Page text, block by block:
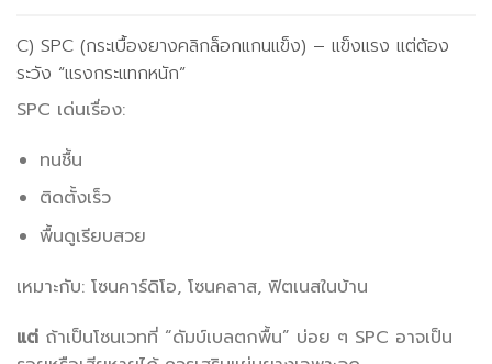
C) SPC (กระเบื้องยางคลิกล็อกแกนแข็ง) – แข็งแรง แต่ต้อง
ระวัง “แรงกระแทกหนัก”
SPC เด่นเรื่อง:
ทนชื้น
ติดตั้งเร็ว
พื้นดูเรียบสวย
เหมาะกับ: โซนคาร์ดิโอ, โซนคลาส, ฟิตเนสในบ้าน
แต่ ถ้าเป็นโซนเวทที่ “ดัมบ์เบลตกพื้น” บ่อย ๆ SPC อาจเป็น